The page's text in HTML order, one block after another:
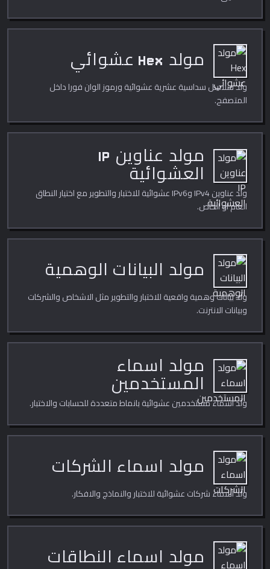
مولد Hex عشوائي
ولّد سلاسل سداسية عشرية عشوائية ورموز الوان فورا داخل
المتصفح.
مولد عناوين IP
العشوائية
ولّد عناوين IPv4 وIPv6 عشوائية للاختبار والتطوير مع اختيار النطاق
العام او الخاص.
مولد البيانات الوهمية
ولّد بيانات وهمية واقعية للاختبار والتطوير مثل الاشخاص والشركات
وبيانات الانترنت.
مولد اسماء
المستخدمين
ولّد اسماء مستخدمين عشوائية بانماط متعددة للحسابات والاختبار.
مولد اسماء الشركات
ولّد اسماء شركات عشوائية للاختبار والنماذج والافكار.
مولد اسماء النطاقات